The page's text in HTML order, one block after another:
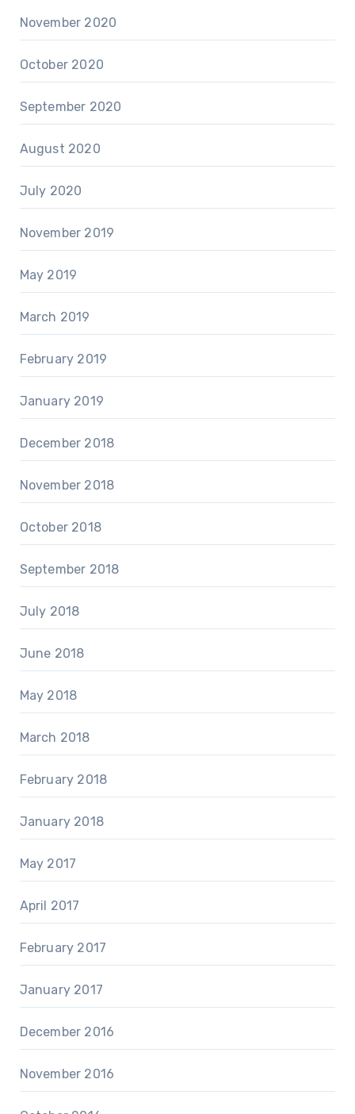
November 2020
October 2020
September 2020
August 2020
July 2020
November 2019
May 2019
March 2019
February 2019
January 2019
December 2018
November 2018
October 2018
September 2018
July 2018
June 2018
May 2018
March 2018
February 2018
January 2018
May 2017
April 2017
February 2017
January 2017
December 2016
November 2016